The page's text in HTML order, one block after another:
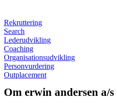
Rekruttering
Search
Lederudvikling
Coaching
Organisationsudvikling
Personvurdering
Outplacement
Om erwin andersen a/s